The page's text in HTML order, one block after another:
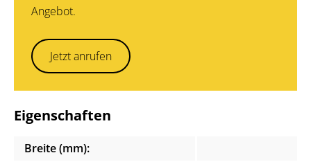
Angebot.
Jetzt anrufen
Eigenschaften
Breite (mm):